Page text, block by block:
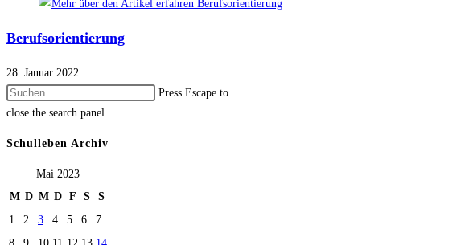
Berufsorientierung
28. Januar 2022
Press Escape to
close the search panel.
Schulleben Archiv
Mai 2023
M D M D F S
S
1
2 3 4 5 6
7